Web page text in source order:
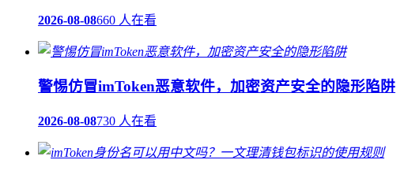
2026-08-08660 人在看
警惕仿冒imToken恶意软件，加密资产安全的隐形陷阱
2026-08-08730 人在看